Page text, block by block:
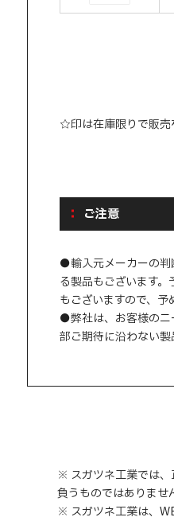
☆印は在庫限りで販売
ご注意
●輸入元メーカーの判
る製品もございます
もございますので、予
●弊社は、お客様のニ
部ご期待に沿わない製
※ スガツネ工業では、
負うものではありませ
※ スガツネ工業は、